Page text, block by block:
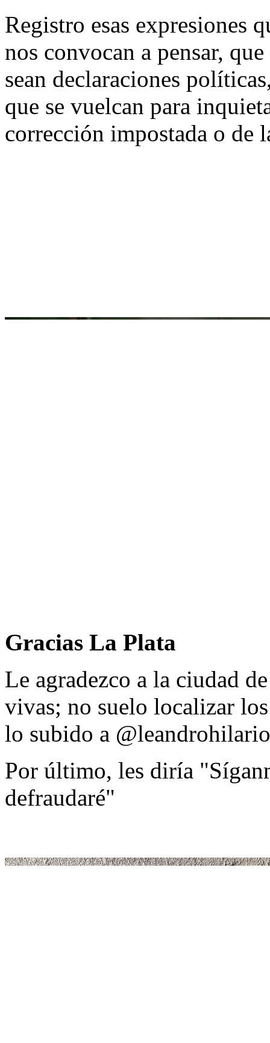
Registro esas expresiones
nos convocan a pensar,
sean declaraciones
que se vuelcan para
corrección impostada o de
Gracias La Plata
Le agradezco a la ciudad
vivas; no suelo localizar
lo subido a
Por último, les diría
defraudaré"